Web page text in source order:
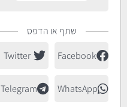
שתף או הדפס
Facebook
Twitter
WhatsApp
Telegram